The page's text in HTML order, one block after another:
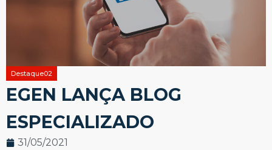
Destaque02
EGEN LANÇA BLOG
ESPECIALIZADO
31/05/2021